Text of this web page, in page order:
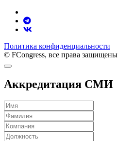
Политика конфиденциальности
© FCongress, все права защищены
Аккредитация СМИ